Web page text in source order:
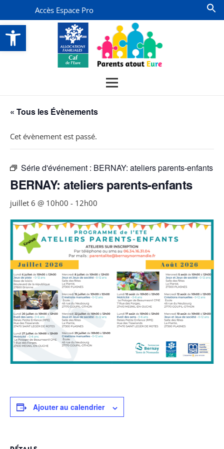
Ouvrir la barre d’outils
Accès Espace Pro
« Tous les Évènements
Cet évènement est passé.
Série d'événement : BERNAY: ateliers parents-enfants
BERNAY: ateliers parents-enfants
juillet 6 @ 10h00 - 12h00
Ajouter au calendrier